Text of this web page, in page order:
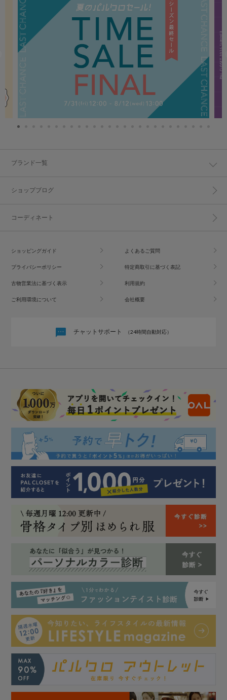
ブランド一覧
ショップブログ
コーディネート
ショッピングガイド よくあるご質問
プライバシーポリシー 特定商取引に基づく表記
古物営業法に基づく表示 利用規約
ご利用環境について 会社概要
チャットサポート （24時間自動対応）